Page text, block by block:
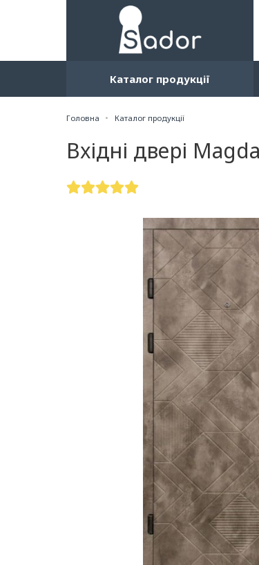
Каталог продукції
Головна Каталог продукції
Вхідні двері